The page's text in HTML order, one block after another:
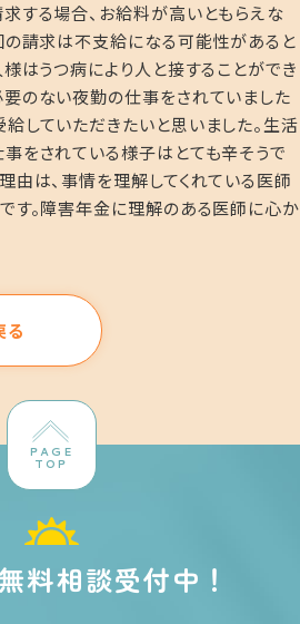
する場合、お給料が高いともらえな
の請求は不支給になる可能性があると
様はうつ病により人と接することができ
のない夜勤の仕事をされていました
していただきたいと思いました。生活
をされている様子はとても辛そうで
由は、事情を理解してくれている医師
す。障害年金に理解のある医師に心か
る
PAGE
TOP
料相談受付中！